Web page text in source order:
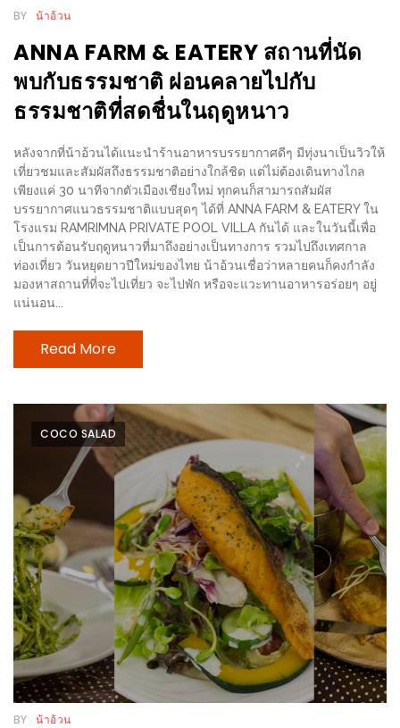
พรีเมียม
พร้อม
สุ
กี้
หมู
ดำ
คู
โร
บูต
ะ
เด็ด
ที่
(THE
UP,
RAMA
อาหาร
โดน
ใจ
ภาพ
ปิ๊
งด้วย
BY น้าอ้วน
ANNA FARM & EATERY สถานที่นัด
พบกับธรรมชาติ ผ่อนคลายไปกับ
ธรรมชาติที่สดชื่นในฤดูหนาว
หลังจากที่น้าอ้วนได้แนะนำร้านอาหารบรรยากาศดีๆ มีทุ่งนาเป็นวิวให้
เที่ยวชมและสัมผัสถึงธรรมชาติอย่างใกล้ชิด แต่ไม่ต้องเดินทางไกล
เพียงแค่ 30 นาทีจากตัวเมืองเชียงใหม่ ทุกคนก็สามารถสัมผัส
บรรยากาศแนวธรรมชาติแบบสุดๆ ได้ที่ ANNA FARM & EATERY ใน
โรงแรม RAMRIMNA PRIVATE POOL VILLA กันได้ และในวันนี้เพื่อ
เป็นการต้อนรับฤดูหนาวที่มาถึงอย่างเป็นทางการ รวมไปถึงเทศกาล
ท่องเที่ยว วันหยุดยาวปีใหม่ของไทย น้าอ้วนเชื่อว่าหลายคนก็คงกำลัง
มองหาสถานที่ที่จะไปเที่ยว จะไปพัก หรือจะแวะทานอาหารอร่อยๆ อยู่
แน่นอน...
Read More
COCO SALAD
BY น้าอ้วน